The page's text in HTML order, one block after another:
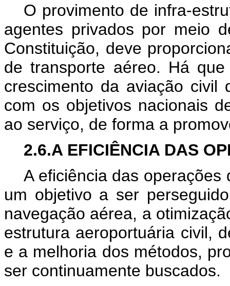
O provimento de infra-
agentes privados por meio
Constituição, deve
de transporte aéreo. Há
crescimento da aviação civil
com os objetivos nacionais
ao serviço, de forma a
2.6.A EFICIÊNCIA DAS
A eficiência das
um objetivo a ser
navegação aérea, a
estrutura aeroportuária civil,
e a melhoria dos métodos,
ser continuamente buscados.